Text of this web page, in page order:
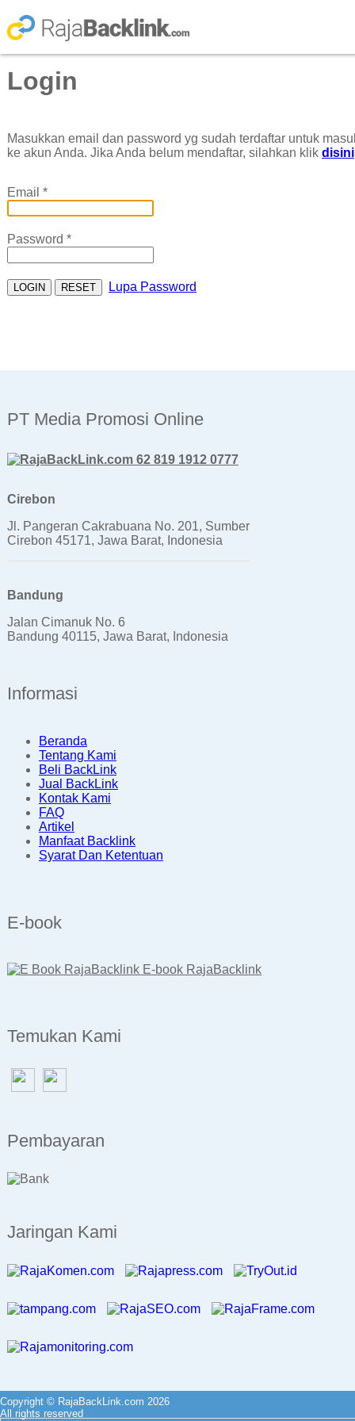
Login
Masukkan email dan password yg sudah terdaftar untuk
ke akun Anda. Jika Anda belum mendaftar, silahkan klik disini
Email *
Password *
Lupa Password
PT Media Promosi Online
62 819 1912 0777
Cirebon
Jl. Pangeran Cakrabuana No. 201, Sumber
Cirebon 45171, Jawa Barat, Indonesia
Bandung
Jalan Cimanuk No. 6
Bandung 40115, Jawa Barat, Indonesia
Informasi
Beranda
Tentang Kami
Beli BackLink
Jual BackLink
Kontak Kami
FAQ
Artikel
Manfaat Backlink
Syarat Dan Ketentuan
E-book
E-book RajaBacklink
Temukan Kami
Pembayaran
Jaringan Kami
Copyright © RajaBackLink.com 2026
All rights reserved